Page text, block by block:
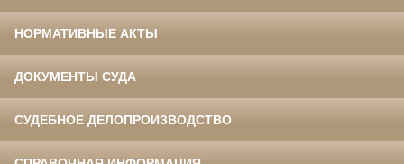
НОРМАТИВНЫЕ АКТЫ
ДОКУМЕНТЫ СУДА
СУДЕБНОЕ ДЕЛОПРОИЗВОДСТВО